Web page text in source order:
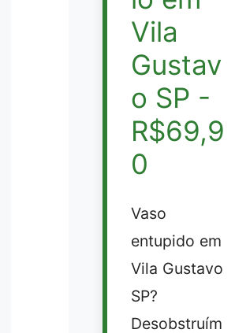
Vila
Gustav
o SP -
R$69,9
0
Vaso
entupido em
Vila Gustavo
SP?
Desobstruím